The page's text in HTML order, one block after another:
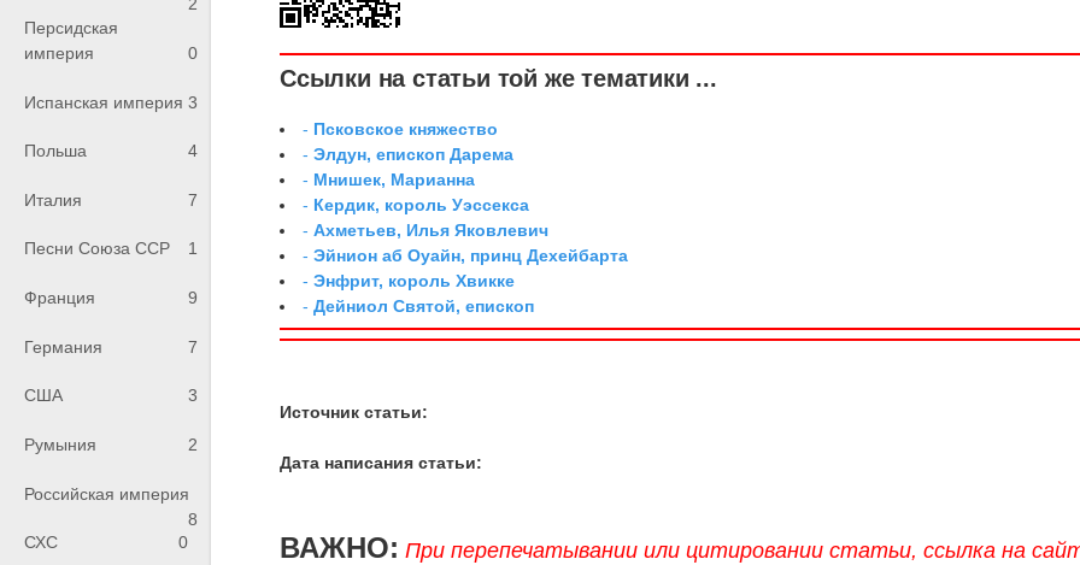
2
Персидская
империя
0
Испанская империя 3
Польша 4
Италия 7
Песни Союза ССР 1
Франция 9
Германия 7
США 3
Румыния 2
Российская империя
8
СХС
0
Ссылки на статьи той же тематики ...
- Псковское княжество
-Элдун, епископ Дарема
- Мнишек, Марианна
- Кердик, король Уэссекса
-Ахметьев, Илья Яковлевич
-Эйнион аб Оуайн, принц Дехейбарта
-Энфрит, король Хвикке
-Дейниол Святой, епископ
Источник статьи:
Дата написания статьи:
ВАЖНО: При перепечатывании или цитировании статьи, ссылка на